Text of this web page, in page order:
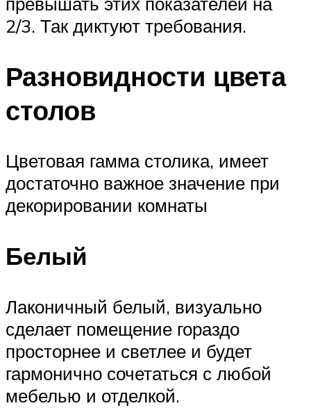
2/3. Так диктуют требования.
Разновидности цвета
столов
Цветовая гамма столика, имеет
достаточно важное значение при
декорировании комнаты
Белый
Лаконичный белый, визуально
сделает помещение гораздо
просторнее и светлее и будет
гармонично сочетаться с любой
мебелью и отделкой.